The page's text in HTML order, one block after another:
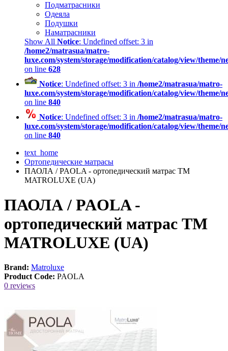
Подматрасники
Одеяла
Подушки
Наматрасники
Show All Notice: Undefined offset: 3 in
/home2/matrasua/matro-
luxe.com/system/storage/modification/catalog/view/theme/
on line 628
Notice: Undefined offset: 3 in /home2/matrasua/matro-
luxe.com/system/storage/modification/catalog/view/theme/
on line 840
Notice: Undefined offset: 3 in /home2/matrasua/matro-
luxe.com/system/storage/modification/catalog/view/theme/
on line 840
text_home
Ортопедические матрасы
ПАОЛА / PAOLA - ортопедический матрас ТМ
MATROLUXE (UA)
ПАОЛА / PAOLA -
ортопедический матрас ТМ
MATROLUXE (UA)
Brand: Matroluxe
Product Code: PAOLA
0 reviews